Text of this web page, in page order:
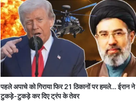
पहले अपाचे को गिराया फिर 21 ठिकानों पर हमले… ईरान ने
टुकड़े-टुकड़े कर दिए ट्रंप के तेवर